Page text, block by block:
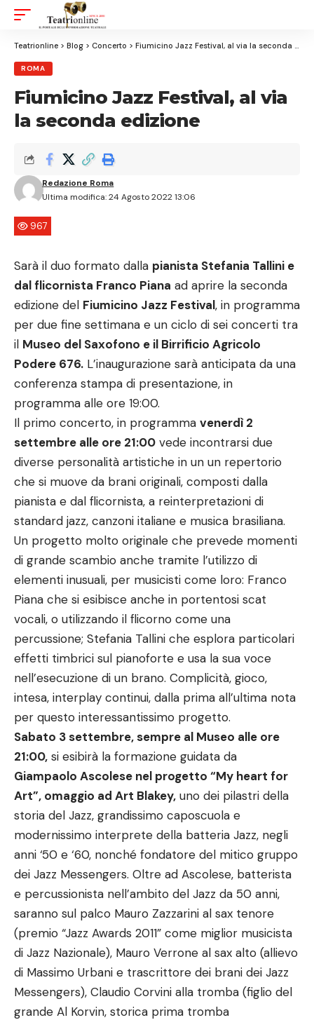
Resizer
Teatrionline > Blog > Concerto > Fiumicino Jazz Festival, al via la seconda edizione
ROMA
Fiumicino Jazz Festival, al via
la seconda edizione
Ultima modifica: 24 Agosto 2022 13:06
Redazione Roma
967
Sarà il duo formato dalla pianista Stefania Tallini e
dal flicornista Franco Piana ad aprire la seconda
edizione del Fiumicino Jazz Festival, in programma
per due fine settimana e un ciclo di sei concerti tra
il Museo del Saxofono e il Birrificio Agricolo
Podere 676. L’inaugurazione sarà anticipata da una
conferenza stampa di presentazione, in
programma alle ore 19:00.
Il primo concerto, in programma venerdì 2
settembre alle ore 21:00 vede incontrarsi due
diverse personalità artistiche in un un repertorio
che si muove da brani originali, composti dalla
pianista e dal flicornista, a reinterpretazioni di
standard jazz, canzoni italiane e musica brasiliana.
Un progetto molto originale che prevede momenti
di grande scambio anche tramite l’utilizzo di
elementi inusuali, per musicisti come loro: Franco
Piana che si esibisce anche in portentosi scat
vocali, o utilizzando il flicorno come una
percussione; Stefania Tallini che esplora particolari
effetti timbrici sul pianoforte e usa la sua voce
nell’esecuzione di un brano. Complicità, gioco,
intesa, interplay continui, dalla prima all’ultima nota
per questo interessantissimo progetto.
Sabato 3 settembre, sempre al Museo alle ore
21:00, si esibirà la formazione guidata da
Giampaolo Ascolese nel progetto “My heart for
Art”, omaggio ad Art Blakey, uno dei pilastri della
storia del Jazz, grandissimo caposcuola e
modernissimo interprete della batteria Jazz, negli
anni ‘50 e ‘60, nonché fondatore del mitico gruppo
dei Jazz Messengers. Oltre ad Ascolese, batterista
e percussionista nell’ambito del Jazz da 50 anni,
saranno sul palco Mauro Zazzarini al sax tenore
(premio “Jazz Awards 2011” come miglior musicista
di Jazz Nazionale), Mauro Verrone al sax alto (allievo
di Massimo Urbani e trascrittore dei brani dei Jazz
Messengers), Claudio Corvini alla tromba (figlio del
grande Al Korvin, storica prima tromba